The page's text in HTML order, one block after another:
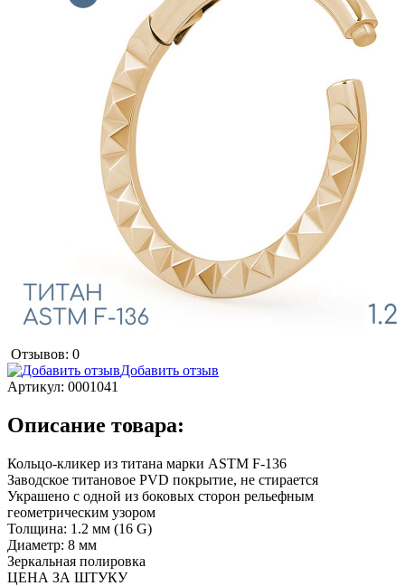
Отзывов: 0
Добавить отзыв
Артикул: 0001041
Описание товара:
Кольцо-кликер из титана марки ASTM F-136
Заводское титановое PVD покрытие, не стирается
Украшено с одной из боковых сторон рельефным
геометрическим узором
Толщина: 1.2 мм (16 G)
Диаметр: 8 мм
Зеркальная полировка
ЦЕНА ЗА ШТУКУ